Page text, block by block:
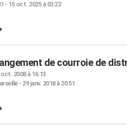
- 15 oct. 2025 à 03:22
de courroie de
oct. 2008 à 16:13
- 29 janv. 2018 à 20:51